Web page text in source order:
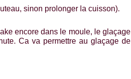
sinon prolonger la cuisson).
encore dans le moule, le glaçage
Ca va permettre au glaçage de